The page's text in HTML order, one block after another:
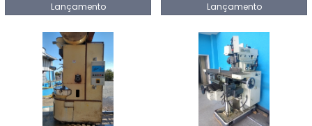
Lançamento Lançamento